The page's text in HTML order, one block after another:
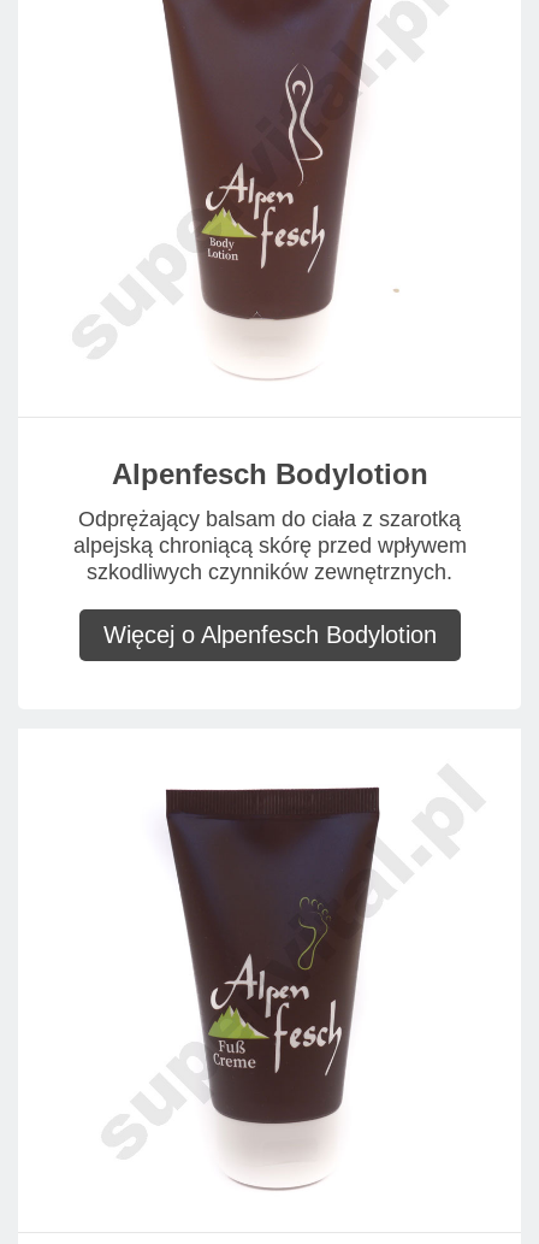
Alpenfesch Bodylotion
Odprężający balsam do ciała z szarotką
alpejską chroniącą skórę przed wpływem
szkodliwych czynników zewnętrznych.
Więcej o Alpenfesch Bodylotion